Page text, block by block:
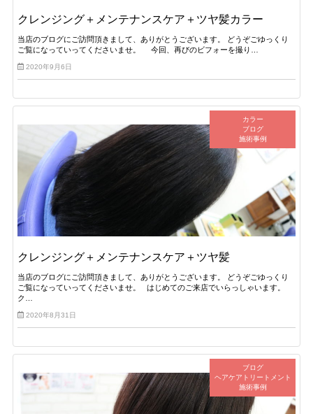
クレンジング＋メンテナンスケア＋ツヤ髪カラー
当店のブログにご訪問頂きまして、ありがとうございます。 どうぞごゆっくり
ご覧になっていってくださいませ。 今回、再びのビフォーを撮り…
2020年9月6日
カラー
ブログ
施術事例
クレンジング＋メンテナンスケア＋ツヤ髪
当店のブログにご訪問頂きまして、ありがとうございます。 どうぞごゆっくり
ご覧になっていってくださいませ。 はじめてのご来店でいらっしゃいます。
ク…
2020年8月31日
ブログ
ヘアケアトリートメント
施術事例